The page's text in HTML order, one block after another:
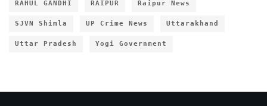
RAHUL GANDHI RAIPUR Raipur News
SJVN Shimla UP Crime News Uttarakhand
Uttar Pradesh Yogi Government